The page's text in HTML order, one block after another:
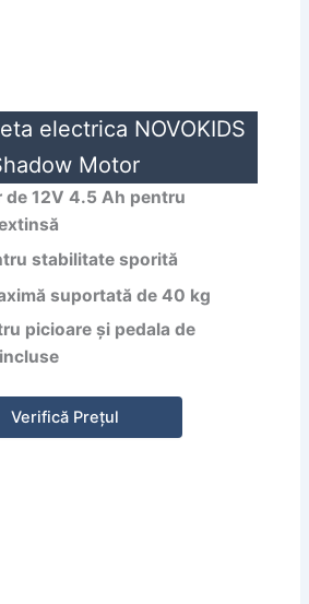
electrica NOVOKIDS
Motor
12V 4.5 Ah pentru
stabilitate sporită
suportată de 40 kg
picioare și pedala de
Verifică Prețul